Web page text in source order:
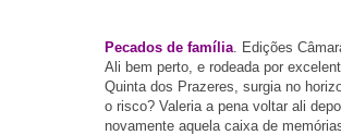
Pecados de família . Edições
Ali bem perto, e rodeada por
Quinta dos Prazeres, surgia no
o risco? Valeria a pena voltar ali
novamente aquela caixa de